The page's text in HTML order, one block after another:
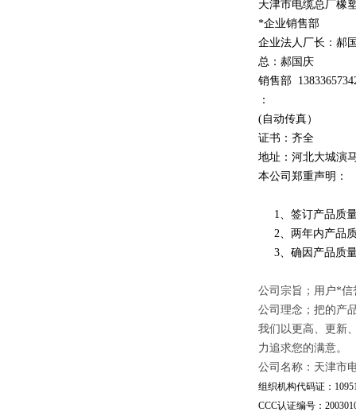
天津市电缆总厂橡
*企业销售部
企业法人厂长：郝
总：郝国庆
销售部 13833
：
(自动传真）
证书：齐全
地址：河北大城演
本公司郑重声明：
1、签订产品质量
2、两年内产品质
3、确因产品质量
公司宗旨；用户*
公司理念；把的产
我们以更高、更新
力追求您的满意。
公司名称：天津市
组织机构代码证：
CCC认证编号：